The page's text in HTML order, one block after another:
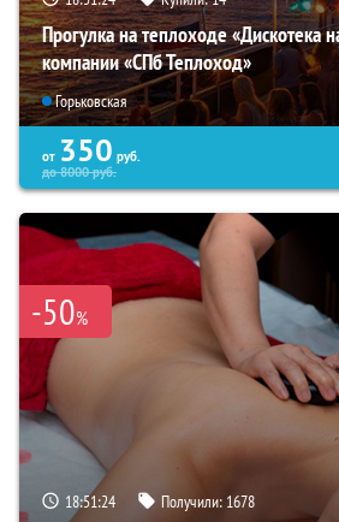
Прогулка на теплоходе «Дискотека
компании «СПб Теплоход»
Горьковская
от 350 руб.
до8000руб.
-50%
18:51:22 Получили: 1678